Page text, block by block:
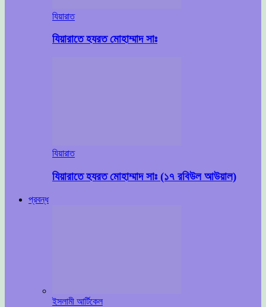
যিয়ারাত
যিয়ারাতে হযরত মোহাম্মাদ সাঃ
যিয়ারাত
যিয়ারাতে হযরত মোহাম্মাদ সাঃ (১৭ রবিউল আউয়াল)
প্রবন্ধ
ইসলামী আর্টিকেল